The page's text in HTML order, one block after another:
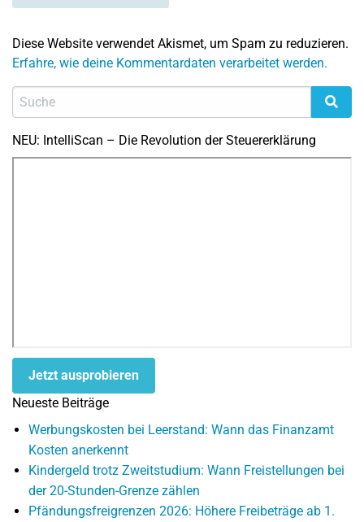
Diese Website verwendet Akismet, um Spam zu reduzieren.
Erfahre, wie deine Kommentardaten verarbeitet werden.
NEU: IntelliScan – Die Revolution der Steuererklärung
Jetzt ausprobieren
Neueste Beiträge
Werbungskosten bei Leerstand: Wann das Finanzamt
Kosten anerkennt
Kindergeld trotz Zweitstudium: Wann Freistellungen bei
der 20-Stunden-Grenze zählen
Pfändungsfreigrenzen 2026: Höhere Freibeträge ab 1.